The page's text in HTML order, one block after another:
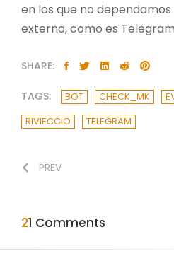
en los que no
externo, como es
SHARE:
TAGS: BOT CHECK_MK
RIVIECCIO
TELEGRAM
PREV
21 Comments